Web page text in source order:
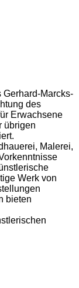
Gerhard-Marcks-
des
Erwachsene
übrigen
Malerei,
Werk von
bieten